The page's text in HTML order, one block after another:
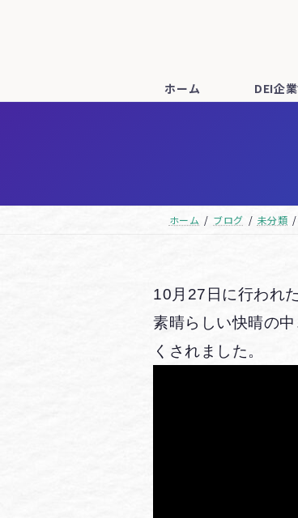
ツ
ッ
シ
移
ホーム DEI企
ホーム ブログ 未分類
10月27日に行われ
素晴らしい快晴の
くされました。